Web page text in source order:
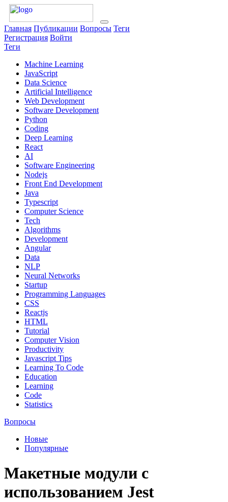
Главная Публикации Вопросы Теги
Регистрация Войти
Теги
Machine Learning
JavaScript
Data Science
Artificial Intelligence
Web Development
Software Development
Python
Coding
Deep Learning
React
AI
Software Engineering
Nodejs
Front End Development
Java
Typescript
Computer Science
Tech
Algorithms
Development
Angular
Data
NLP
Neural Networks
Startup
Programming Languages
CSS
Reactjs
HTML
Tutorial
Computer Vision
Productivity
Javascript Tips
Learning To Code
Education
Learning
Code
Statistics
Вопросы
Новые
Популярные
Макетные модули с
использованием Jest